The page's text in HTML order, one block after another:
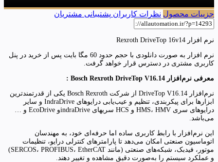
جزییات محصول نظرات کاربران پشتیبانی مشتریان
نرم افزار Rexroth DriveTop 16v14
نرم افزار به صورت دانلودی با حجم حدود 60 مگا بایت پس از خرید در پنل
کاربری مشتری در دسترس قرار خواهد گرفت.
معرفی نرم‌افزار Bosch Rexroth DriveTop V16.14 :
نرم‌افزار DriveTop V16.14 از شرکت Bosch Rexroth یکی از قدرتمندترین
ابزارها برای پیکربندی، تنظیم و عیب‌یابی درایوهای IndraDrive و سایر
درایوهای سری HMS، HMV و HCS سریهای indraDriveو EcoDrive و …
می‌باشد.
این نرم‌افزار با رابط کاربری ساده اما حرفه‌ای خود، به مهندسان
اتوماسیون صنعتی امکان می‌دهد تا پارامترهای کنترلی درایو، تنظیمات
موتور، فیدبک، شبکه‌های صنعتی (مانند SERCOS، PROFIBUS، EtherCAT)
و عملکرد سیستم را به‌صورت دقیق مشاهده و تغییر دهند.